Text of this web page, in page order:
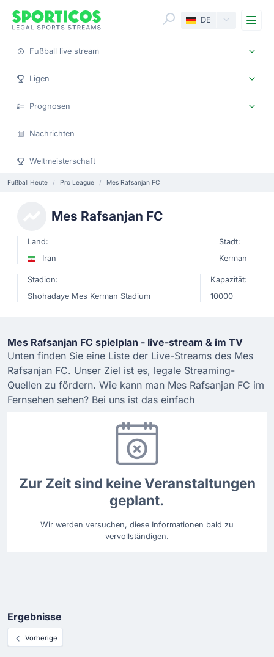
DE
Fußball live stream
Ligen
Prognosen
Nachrichten
Weltmeisterschaft
Fußball Heute Pro League Mes Rafsanjan FC
Mes Rafsanjan FC
Land:
Iran
Stadt:
Kerman
Stadion:
Shohadaye Mes Kerman Stadium
Kapazität:
10000
Mes Rafsanjan FC spielplan - live-stream & im TV
Unten finden Sie eine Liste der Live-Streams des Mes
Rafsanjan FC. Unser Ziel ist es, legale Streaming-
Quellen zu fördern. Wie kann man Mes Rafsanjan FC im
Fernsehen sehen? Bei uns ist das einfach
Zur Zeit sind keine Veranstaltungen
geplant.
Wir werden versuchen, diese Informationen bald zu
vervollständigen.
Ergebnisse
Vorherige